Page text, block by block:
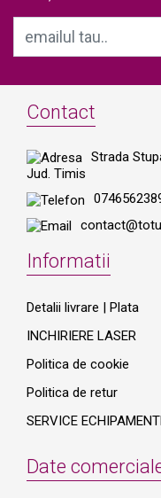
Contact
Strada
Jud. Timis
Informatii
Detalii livrare | Plata
INCHIRIERE LASER
Politica de cookie
Politica de retur
SERVICE
Date